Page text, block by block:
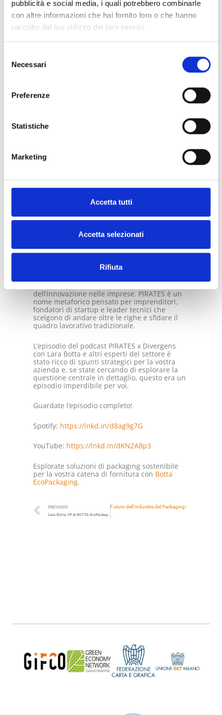
pubblicità e social media, i quali potrebbero combinarle
con altre informazioni che hai fornito loro o che hanno
raccolto dal tuo utilizzo dei loro servizi.
delNecessari
Preferenze
Statistiche
Marketing
Accetta tutti
Accetta selezionati
Rifiuta
STEM
ha sfruttato la piattaforma per attirare
dell’industria moderna, ovvero la necessità di
una leadership diversificata nei settori tecnici.
Botta ha parlato con passione di come la
significativi e duraturi quando lavorano mano
nella mano. Ha spiegato che la vera forza
in modo diverso e sanno come sfidare le
Cos’è il Podcast Pirates x
Divergens?
PIRATES è un podcast di interviste prodotto
propria identità nel motto “Solo per i
Disruptor”. Funziona come un connettore di
idee, esperienze e, soprattutto, di persone
dell’innovazione nelle imprese. PIRATES è un
nome metaforico pensato per imprenditori,
fondatori di startup e leader tecnici che
scelgono di andare oltre le righe e sfidare il
quadro lavorativo tradizionale.
L’episodio del podcast PIRATES x Divergens
con Lara Botta e altri esperti del settore è
stato ricco di spunti strategici per la vostra
azienda e, se state cercando di esplorare la
questione centrale in dettaglio, questo era un
episodio imperdibile per voi.
Guardate l’episodio completo!
Spotify: https://lnkd.in/d8ag9g7G
YouTube: https://lnkd.in/dKN2A8p3
Esplorate soluzioni di packaging sostenibile
per la vostra catena di fornitura con Botta
EcoPackaging.
PREVIOUS
Lara Botta, VP di BOTTA EcoPackaging, entra a far parte del Sustainable Packaging Summit 2026 come Content Partner
NextRegolamentazioni PFAS e il Futuro dell’Industria del Packaging